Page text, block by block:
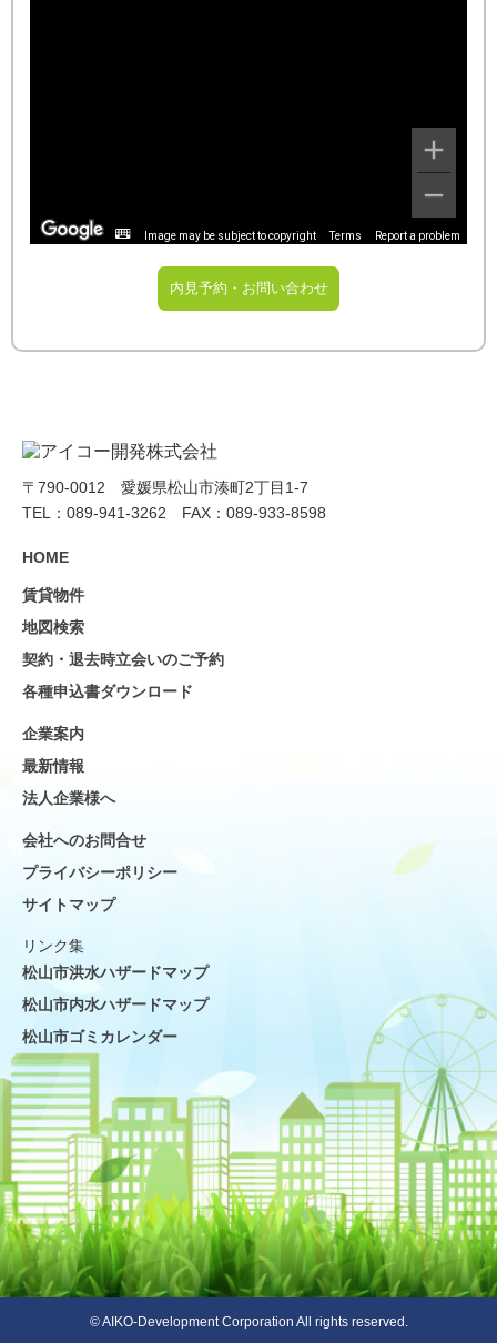
Image may be subject to copyright Terms Report a problem
内見予約・お問い合わせ
〒790-0012 愛媛県松山市湊町2丁目1-7
TEL：089-941-3262 FAX：089-933-8598
HOME
賃貸物件
地図検索
契約・退去時立会いのご予約
各種申込書ダウンロード
企業案内
最新情報
法人企業様へ
会社へのお問合せ
プライバシーポリシー
サイトマップ
リンク集
松山市洪水ハザードマップ
松山市内水ハザードマップ
松山市ゴミカレンダー
© AIKO-Development Corporation All rights reserved.